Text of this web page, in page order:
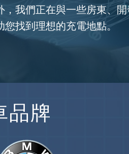
，我們正在與一些房東、
您找到理想的充電地點。
品牌